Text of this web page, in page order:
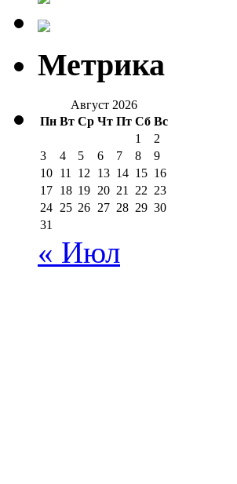
Метрика
Август 2026
Пн Вт Ср Чт Пт Сб Вс
1
2
3
4 5 6 7 8
9
10 11 12 13 14 15 16
17 18 19 20 21 22 23
24 25 26 27 28 29 30
31
« Июл